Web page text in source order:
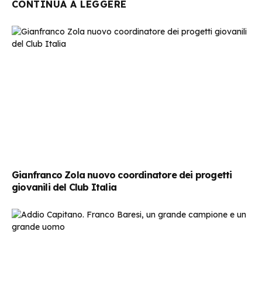
CONTINUA A LEGGERE
Gianfranco Zola nuovo coordinatore dei progetti
giovanili del Club Italia